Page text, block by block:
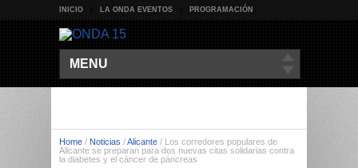
INICIO LA ONDA EVENTOS PROGRAMACIÓN
MENU
Home / Noticias /Alicante / Los corredores populares de
Alicante se preparan para dos nuevas citas solidarias contra
la diabetes y el cáncer de páncreas